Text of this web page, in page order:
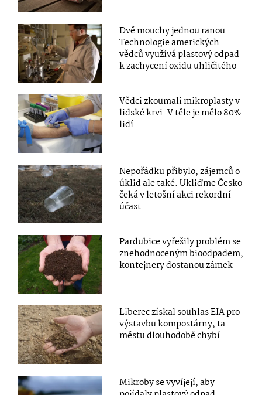
Dvě mouchy jednou ranou.
Technologie amerických
vědců využívá plastový odpad
k zachycení oxidu uhličitého
Vědci zkoumali mikroplasty v
lidské krvi. V těle je mělo 80%
lidí
Nepořádku přibylo, zájemců o
úklid ale také. Ukliďme Česko
čeká v letošní akci rekordní
účast
Pardubice vyřešily problém se
znehodnoceným bioodpadem,
kontejnery dostanou zámek
Liberec získal souhlas EIA pro
výstavbu kompostárny, ta
městu dlouhodobě chybí
Mikroby se vyvíjejí, aby